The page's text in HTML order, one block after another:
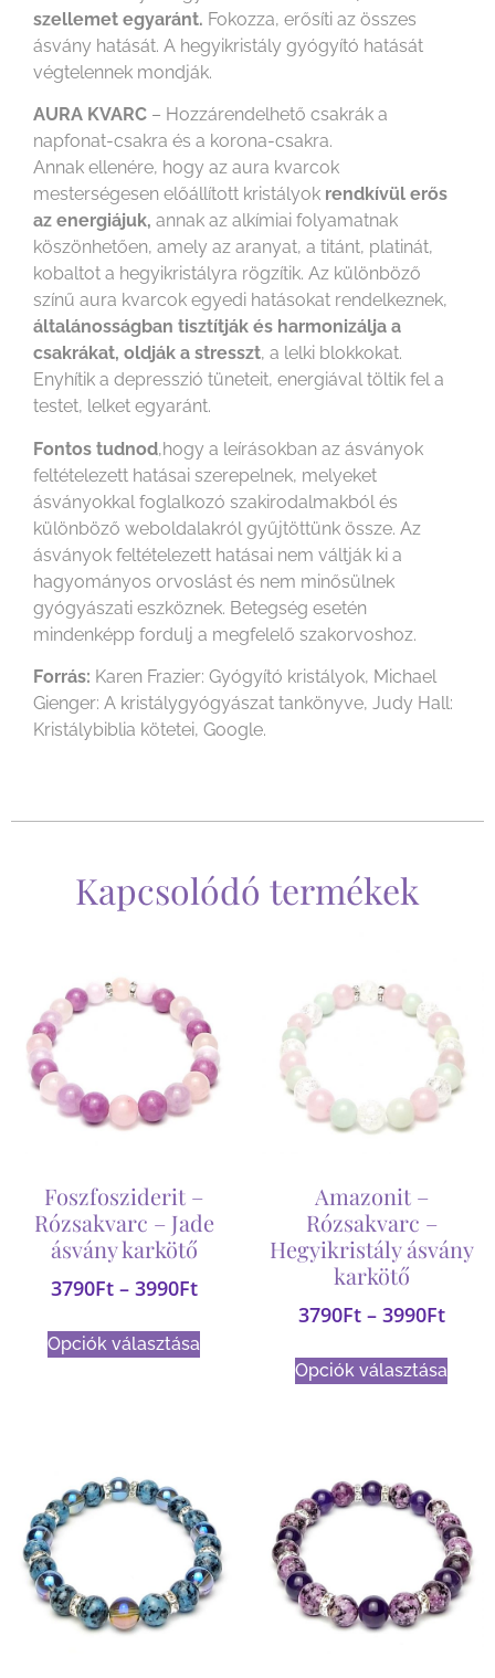
szellemet egyaránt. Fokozza, erősíti az összes
ásvány hatását. A hegyikristály gyógyító hatását
végtelennek mondják.
AURA KVARC – Hozzárendelhető csakrák a
napfonat-csakra és a korona-csakra.
Annak ellenére, hogy az aura kvarcok
mesterségesen előállított kristályok rendkívül erős
az energiájuk, annak az alkímiai folyamatnak
köszönhetően, amely az aranyat, a titánt, platinát,
kobaltot a hegyikristályra rögzítik. Az különböző
színű aura kvarcok egyedi hatásokat rendelkeznek,
általánosságban tisztítják és harmonizálja a
csakrákat, oldják a stresszt, a lelki blokkokat.
Enyhítik a depresszió tüneteit, energiával töltik fel a
testet, lelket egyaránt.
Fontos tudnod,hogy a leírásokban az ásványok
feltételezett hatásai szerepelnek, melyeket
ásványokkal foglalkozó szakirodalmakból és
különböző weboldalakról gyűjtöttünk össze. Az
ásványok feltételezett hatásai nem váltják ki a
hagyományos orvoslást és nem minősülnek
gyógyászati eszköznek. Betegség esetén
mindenképp fordulj a megfelelő szakorvoshoz.
Forrás: Karen Frazier: Gyógyító kristályok, Michael
Gienger: A kristálygyógyászat tankönyve, Judy Hall:
Kristálybiblia kötetei, Google.
Kapcsolódó termékek
Foszfosziderit –
Rózsakvarc – Jade
ásvány karkötő
3790Ft – 3990Ft
Opciók választása
Amazonit –
Rózsakvarc –
Hegyikristály ásvány
karkötő
3790Ft – 3990Ft
Opciók választása